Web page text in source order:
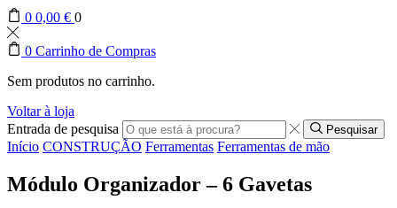
0 0,00 € 0
0 Carrinho de Compras
Sem produtos no carrinho.
Voltar à loja
Entrada de pesquisa
Pesquisar
Início CONSTRUÇÃO Ferramentas Ferramentas de mão
Módulo Organizador – 6 Gavetas